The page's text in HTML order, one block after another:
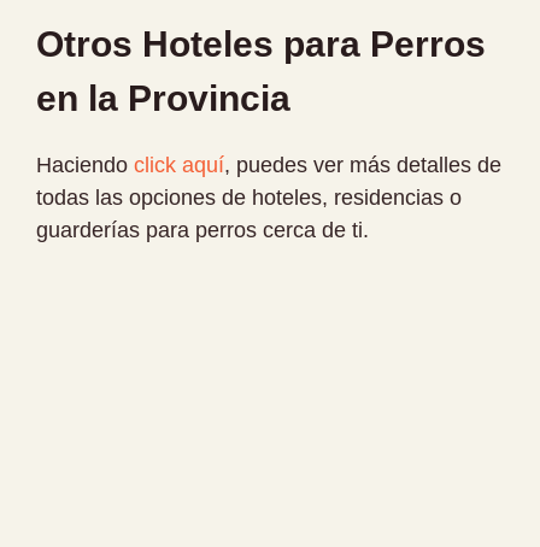
Otros Hoteles para Perros
en la Provincia
Haciendo click aquí, puedes ver más detalles de
todas las opciones de hoteles, residencias o
guarderías para perros cerca de ti.